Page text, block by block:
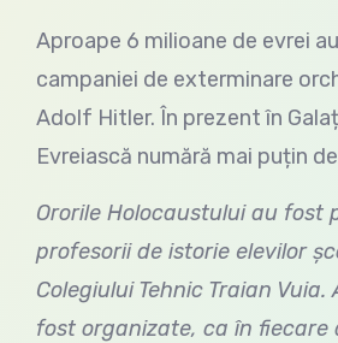
Aproape 6 milioane de evrei
campaniei de exterminare
Adolf Hitler. În prezent în
Evreiască numără mai puțin
Ororile Holocaustului au fost
profesorii de istorie elevilor
Colegiului Tehnic Traian
fost organizate, ca în fiecare